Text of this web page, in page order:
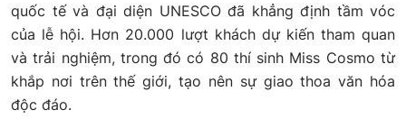
quốc tế và đại diện UNESCO đã khẳng định tầm vóc
của lễ hội. Hơn 20.000 lượt khách dự kiến tham quan
và trải nghiệm, trong đó có 80 thí sinh Miss Cosmo từ
khắp nơi trên thế giới, tạo nên sự giao thoa văn hóa
độc đáo.